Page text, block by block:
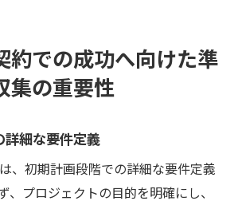
ホルダーとの効果的なコミュニケ
の明確な設定と合意形成
品質保証プロセス
約での成功へ向けた準
集の重要性
細な要件定義
、初期計画段階での詳細な要件定義
、プロジェクトの目的を明確にし、